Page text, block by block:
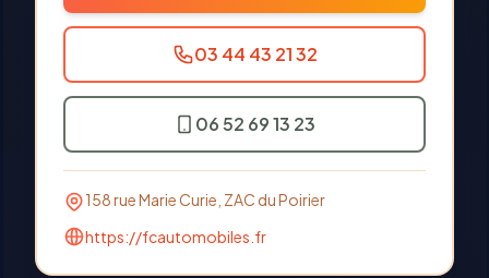
03 44 43 21 32
06 52 69 13 23
158 rue Marie Curie, ZAC du Poirier
https://fcautomobiles.fr